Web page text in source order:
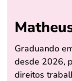
Graduando
desde 2026,
direitos